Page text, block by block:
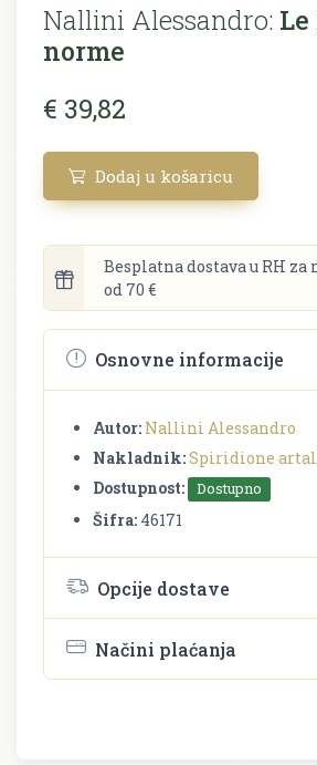
Nallini Alessandro: Le
norme
€ 39,82
Dodaj u košaricu
Besplatna dostava u RH za
od 70 €
Osnovne informacije
Autor: Nallini Alessandro
Nakladnik:Spiridione
Dostupnost:
Dostupno
Šifra: 46171
Opcije dostave
Načini plaćanja